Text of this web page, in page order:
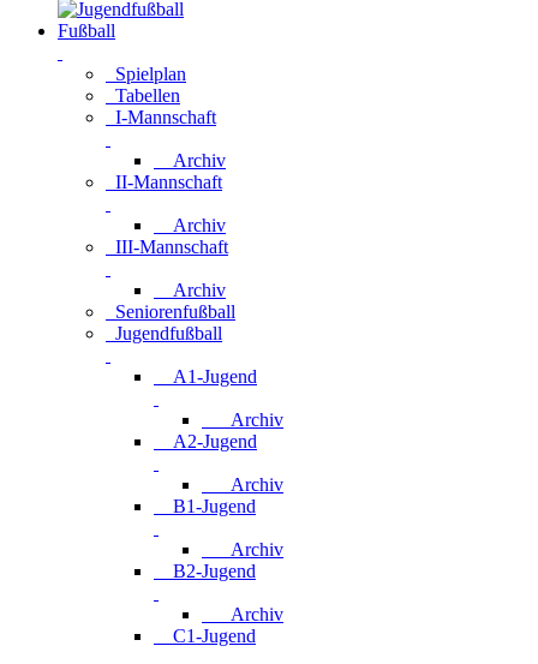
Fußball
Spielplan
Tabellen
I-Mannschaft
Archiv
II-Mannschaft
Archiv
III-Mannschaft
Archiv
Seniorenfußball
Jugendfußball
A1-Jugend
Archiv
A2-Jugend
Archiv
B1-Jugend
Archiv
B2-Jugend
Archiv
C1-Jugend